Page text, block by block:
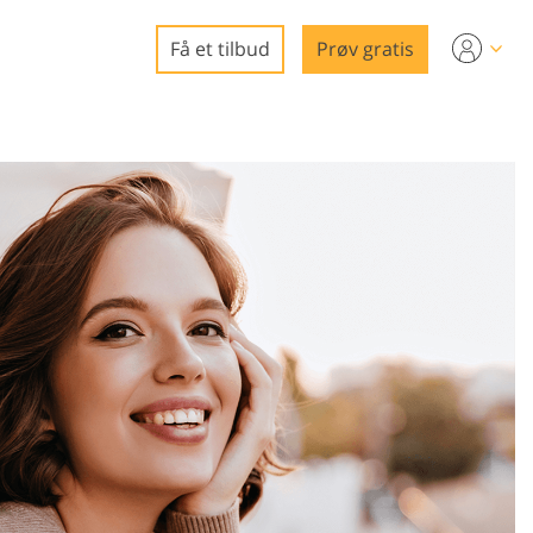
Få et tilbud Prøv gratis